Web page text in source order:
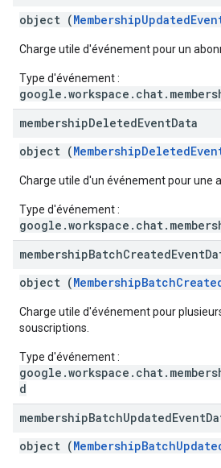
object (
Charge utile d'événement pour un
Type d'événement :
membershipDeletedEventData
object (
Charge utile d'un événement pour une
Type d'événement :
membershipBatchCreatedEvent
object (
Charge utile d'événement pour
souscriptions.
Type d'événement :
d
membershipBatchUpdatedEvent
object (